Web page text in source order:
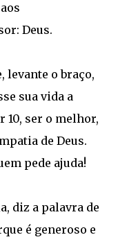
Deus.
levante o braço,
sua vida a
10, ser o melhor,
de Deus.
pede ajuda!
diz a palavra de
é generoso e